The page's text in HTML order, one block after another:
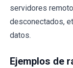
servidores
desconectados,
datos.
Ejemplos de